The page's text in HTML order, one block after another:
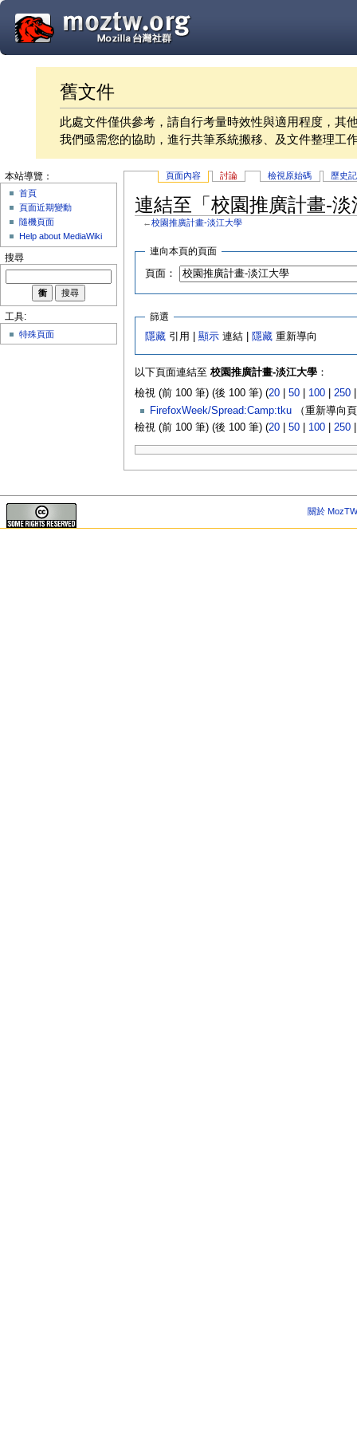
舊文件
此處文件僅供參考，請自行考量時效性與適用程度，其
我們亟需您的協助，進行共筆系統搬移、及文件整理工
頁面內容 討論 檢視原始碼 歷史
連結至「校園推廣計畫-
←校園推廣計畫-淡江大學
連向本頁的頁面
頁面：
篩選
隱藏 引用 |顯示 連結 | 隱藏 重新導向
以下頁面連結至 校園推廣計畫-淡江大學：
檢視 (前 100 筆) (後 100 筆) (20| 50| 100| 250
FirefoxWeek/Spread:Camp:tku（重新導向
檢視 (前 100 筆) (後 100 筆) (20| 50| 100| 250
本站導覽：
首頁
頁面近期變動
隨機頁面
Help about MediaWiki
搜尋
工具:
特殊頁面
關於